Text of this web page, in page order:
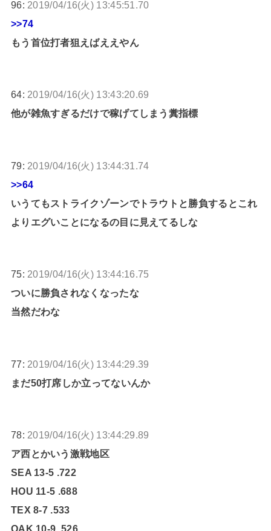
96: 2019/04/16(火) 13:45:51.70
>>74
もう首位打者狙えばええやん
64: 2019/04/16(火) 13:43:20.69
他が雑魚すぎるだけで稼げてしまう糞指標
79: 2019/04/16(火) 13:44:31.74
>>64
いうてもストライクゾーンでトラウトと勝負するとこれ
よりエグいことになるの目に見えてるしな
75: 2019/04/16(火) 13:44:16.75
ついに勝負されなくなったな
当然だわな
77: 2019/04/16(火) 13:44:29.39
まだ50打席しか立ってないんか
78: 2019/04/16(火) 13:44:29.89
ア西とかいう激戦地区
SEA 13-5 .722
HOU 11-5 .688
TEX 8-7 .533
OAK 10-9 .526